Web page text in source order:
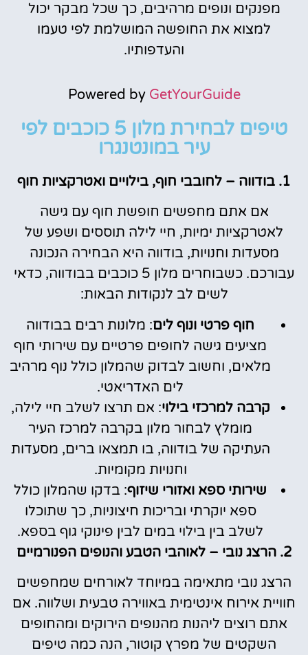
מפנקים ונופים מרהיבים, כך שכל מבקר יכול
למצוא את החופשה המושלמת לפי טעמו
והעדפותיו.
Powered by GetYourGuide
טיפים לבחירת מלון 5 כוכבים לפי
עיר במונטנגרו
1. בודווה – לחובבי חוף, בילויים ואטרקציות חוף
אם אתם מחפשים חופשת חוף עם גישה
לאטרקציות ימיות, חיי לילה תוססים ושפע של
מסעדות וחנויות, בודווה היא הבחירה הנכונה
עבורכם. כשבוחרים מלון 5 כוכבים בבודווה, כדאי
לשים לב לנקודות הבאות:
חוף פרטי ונוף לים: מלונות רבים בבודווה
מציעים גישה לחופים פרטיים עם שירותי חוף
מלאים, וחשוב לבדוק שהמלון כולל נוף מרהיב
לים האדריאטי.
קרבה למרכזי בילוי: אם תרצו לשלב חיי לילה,
מומלץ לבחור מלון בקרבה למרכז העיר
העתיקה של בודווה, בו תמצאו ברים, מסעדות
וחנויות מקומיות.
שירותי ספא ואזורי שיזוף: בדקו שהמלון כולל
ספא יוקרתי ובריכות חיצוניות, כך שתוכלו
לשלב בין בילוי במים לבין פינוקי גוף בספא.
2. הרצג נובי – לאוהבי הטבע והנופים הפנורמיים
הרצג נובי מתאימה במיוחד לאורחים שמחפשים
חוויית אירוח אינטימית באווירה טבעית ושלווה. אם
אתם רוצים ליהנות מהנופים הירוקים ומהחופים
השקטים של מפרץ קוטור, הנה כמה טיפים